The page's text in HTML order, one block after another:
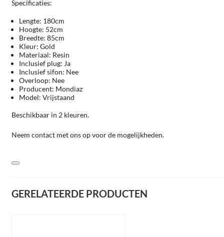
Specificaties:
Lengte: 180cm
Hoogte: 52cm
Breedte: 85cm
Kleur: Gold
Materiaal: Resin
Inclusief plug: Ja
Inclusief sifon: Nee
Overloop: Nee
Producent: Mondiaz
Model: Vrijstaand
Beschikbaar in 2 kleuren.
Neem contact met ons op voor de mogelijkheden.
GERELATEERDE PRODUCTEN